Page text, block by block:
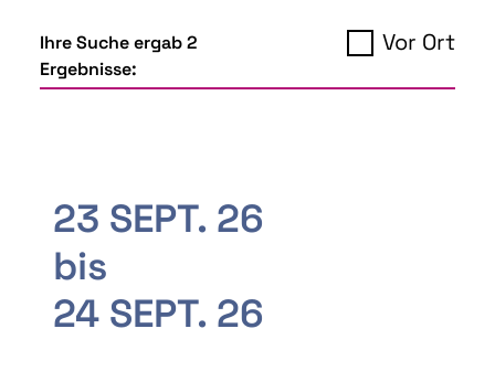
Ihre Suche ergab 2
Ergebnisse:
Vor Ort
23 SEPT. 26
bis
24 SEPT. 26